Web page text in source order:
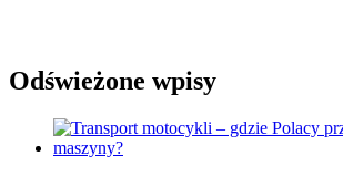
Odświeżone wpisy